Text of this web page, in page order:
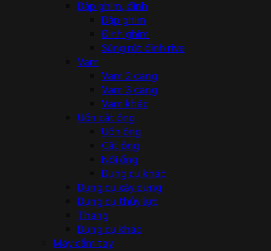
Dập ghim, đinh
Dập ghim
Đinh ghim
Súng rút đinh rive
Vam
Vam 2 càng
Vam 3 càng
Vam khác
Uốn cắt ống
Uốn ống
Cắt ống
Nối ống
Dụng cụ khác
Dụng cụ xây dựng
Dụng cụ thủy lực
Thang
Dụng cụ khác
Máy cầm tay